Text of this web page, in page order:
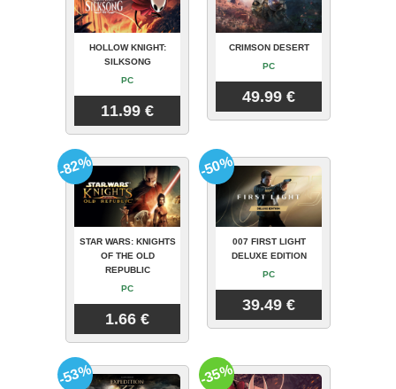
HOLLOW KNIGHT:
SILKSONG
PC
11.99 €
CRIMSON DESERT
PC
49.99 €
STAR WARS: KNIGHTS
OF THE OLD
REPUBLIC
PC
1.66 €
-82%
007 FIRST LIGHT
DELUXE EDITION
PC
39.49 €
-50%
-53% -35%